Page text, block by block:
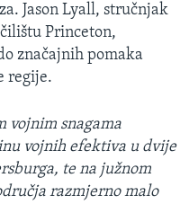
Jason Lyall, stručnjak
Princeton,
značajnih pomaka
regije.
vojnim snagama
vojnih efektiva u dvije
te na južnom
razmjerno malo